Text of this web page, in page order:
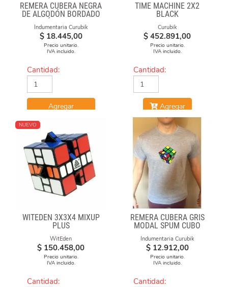
REMERA CUBERA NEGRA
DE ALGODÓN BORDADO
"FÓRMULAS"
Indumentaria Curubik
$ 18.445,00
Precio unitario.
IVA incluido.
Cantidad:
Agregar
TIME MACHINE 2X2
BLACK
Curubik
$ 452.891,00
Precio unitario.
IVA incluido.
Cantidad:
Agregar
NUEVO
WITEDEN 3X3X4 MIXUP
PLUS
WitEden
$ 150.458,00
Precio unitario.
IVA incluido.
Cantidad:
REMERA CUBERA GRIS
MODAL SPUM CUBO
Indumentaria Curubik
$ 12.912,00
Precio unitario.
IVA incluido.
Cantidad: